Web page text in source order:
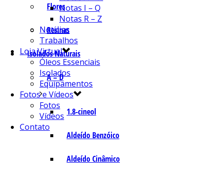
Flores
Resinas
Isolados Naturais
A – D
1.8-cineol
Aldeído Benzóico
Aldeído Cinâmico
Notas I – Q
Notas R – Z
Notícias
Trabalhos
Loja Virtual
Óleos Essenciais
Isolados
Equipamentos
Fotos e Vídeos
Fotos
Vídeos
Contato